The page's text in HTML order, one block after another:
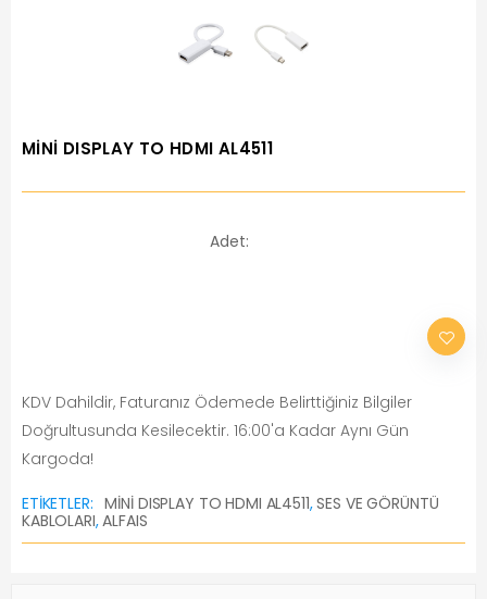
MİNİ DISPLAY TO HDMI AL4511
Adet:
KDV Dahildir, Faturanız Ödemede Belirttiğiniz Bilgiler
Doğrultusunda Kesilecektir. 16:00'a Kadar Aynı Gün
Kargoda!
ETIKETLER: MİNİ DISPLAY TO HDMI AL4511,SES VE GÖRÜNTÜ
KABLOLARI,ALFAIS